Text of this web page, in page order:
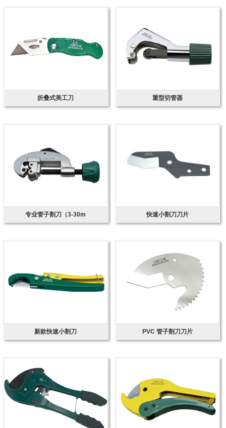
折叠式美工刀 重型切管器
专业管子割刀（3-30m 快速小割刀刀片
新款快速小割刀 PVC 管子割刀刀片